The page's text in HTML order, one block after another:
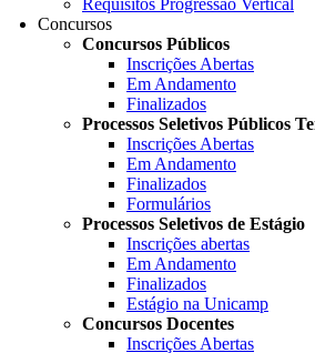
Concursos
Concursos Públicos
Inscrições Abertas
Em Andamento
Finalizados
Processos Seletivos Públicos
Inscrições Abertas
Em Andamento
Finalizados
Formulários
Processos Seletivos de Estágio
Inscrições abertas
Em Andamento
Finalizados
Estágio na Unicamp
Concursos Docentes
Inscrições Abertas